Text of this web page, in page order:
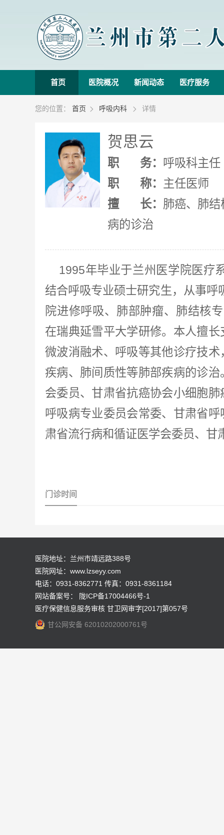
首页 医院概况 新闻动态 医疗服务
您的位置： 首页  呼吸内科  详情
贺思云
职 务： 呼吸科主任
职 称： 主任医师
擅 长： 肺癌、肺
病的诊治
1995年毕业于兰州医学院医疗
结合呼吸专业硕士研究生，从事
院进修呼吸、肺部肿瘤、肺结核
在瑞典延雪平大学研修。本人擅
微波消融术、呼吸等其他诊疗技
疾病、肺间质性等肺部疾病的诊
会委员、甘肃省抗癌协会小细胞
呼吸病专业委员会常委、甘肃省
肃省流行病和循证医学会委员、甘
门诊时间
医院地址：兰州市靖远路388号
医院网址：www.lzseyy.com
电话：0931-8362771 传真：0931-8361184
网站备案号：
陇ICP备17004466号-1
医疗保健信息服务审核 甘卫网审字[2017]第057号
甘公网安备 62010202000761号